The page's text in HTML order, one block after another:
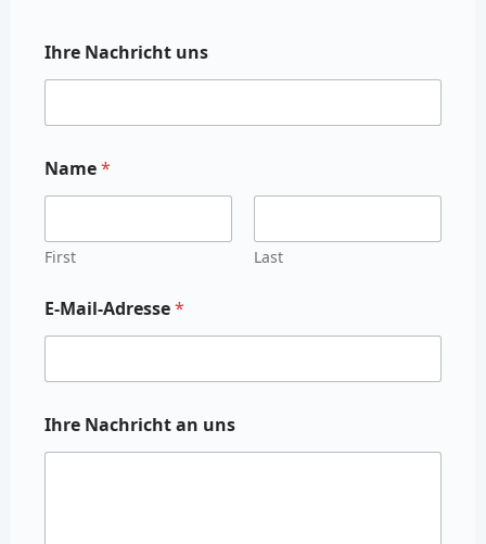
Ihre Nachricht uns
Name*
First Last
E-Mail-Adresse*
Ihre Nachricht an uns